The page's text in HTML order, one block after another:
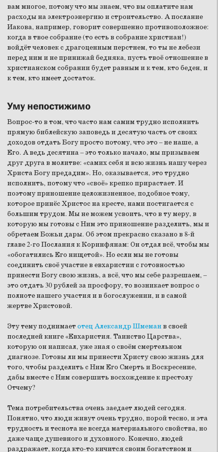
вам многое, потому что мы знаем, что вы оплатите нам
расходы на электроэнергию и строительство. А послание
Иакова, например, говорит совершенно противоположное:
когда в твое собрание (то есть в собрание христиан!)
войдёт человек с драгоценным перстнем, то ты не лебези
перед ним и не принижай бедняка, пусть твоё отношение в
христианском собрании будет равным и к тем, кто беден, и
к тем, кто имеет достаток.
Уму непостижимо
Вопрос-то в том, что часто нам самим трудно исполнить
прямую библейскую заповедь и десятую часть от своих
доходов отдать Богу просто потому, что это – не наше, а
Его. А ведь десятина – это только начало, мы призываем
друг друга в молитве: «самих себя и всю жизнь нашу через
Христа Богу предадим». Но, оказывается, это трудно
исполнить, потому что «своё» крепко прирастает. И
поэтому приношение целожизненное, подобное тому,
которое принёс Христос на кресте, нами постигается с
большим трудом. Мы не можем усвоить, что в ту меру, в
которую мы готовы с Ним это приношение разделить, мы и
обретаем Божьи дары. Об этом прекрасно сказано в 8-й
главе 2-го Послания к Коринфянам: Он отдал всё, чтобы мы
«обогатились Его нищетой». Но если мы не готовы
соединить своё участие в евхаристии с готовностью
принести Богу свою жизнь, а всё, что мы себе разрешаем, –
это отдать 30 рублей за просфору, то возникает вопрос о
полноте нашего участия и в богослужении, и в самой
жертве Христовой.
Эту тему поднимаетотец Александр Шмеманв своей
последней книге «Евхаристия. Таинство Царства»,
которую он написал, уже зная о своём смертельном
диагнозе. Готовы ли мы принести Христу свою жизнь для
того, чтобы разделить с Ним Его Смерть и Воскресение,
дабы вместе с Ним совершить восхождение к престолу
Отчему?
Тема потребительства очень заедает людей сегодня.
Понятно, что люди живут очень трудно, порой тесно, и эта
трудность и теснота не всегда материального свойства, но
даже чаще душевного и духовного. Конечно, людей
раздражает, когда кто-то кичится своим богатством и